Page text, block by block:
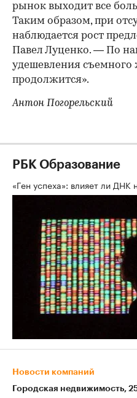
рынок выходит все
Таким образом, при
наблюдается рост
Павел Луценко. — По
удешевления
продолжится».
Антон Погорельский
РБК Образование
«Ген успеха»: влияет ли ДНК
Новости компаний
Городская недвижимость⁠,